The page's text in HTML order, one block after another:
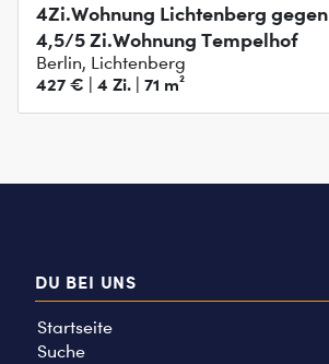
4Zi.Wohnung Lichtenberg gegen
4,5/5 Zi.Wohnung Tempelhof
Berlin, Lichtenberg
427 € | 4 Zi. | 71 m²
DU BEI UNS
Startseite
Suche